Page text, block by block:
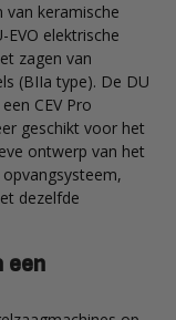
van keramische
elektrische
zagen van
(BIIa type). De DU
CEV Pro
geschikt voor het
ontwerp van het
dezelfde
een